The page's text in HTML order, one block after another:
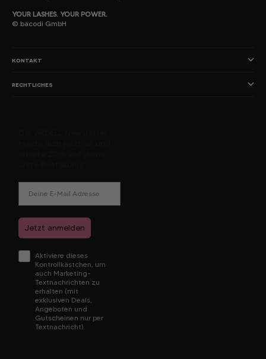
YOUR LASHES. YOUR POWER.
© bacodi GmbH
kontakt
rechtliches
Jetzt anmelden
Double Opt In
Aktiviere dieses
Kontrollkästchen, um
auch Marketing-
Textnachrichten zu
erhalten (mit
exklusiven Deals,
Angeboten und
Gutscheinen nur per
Textnachricht).